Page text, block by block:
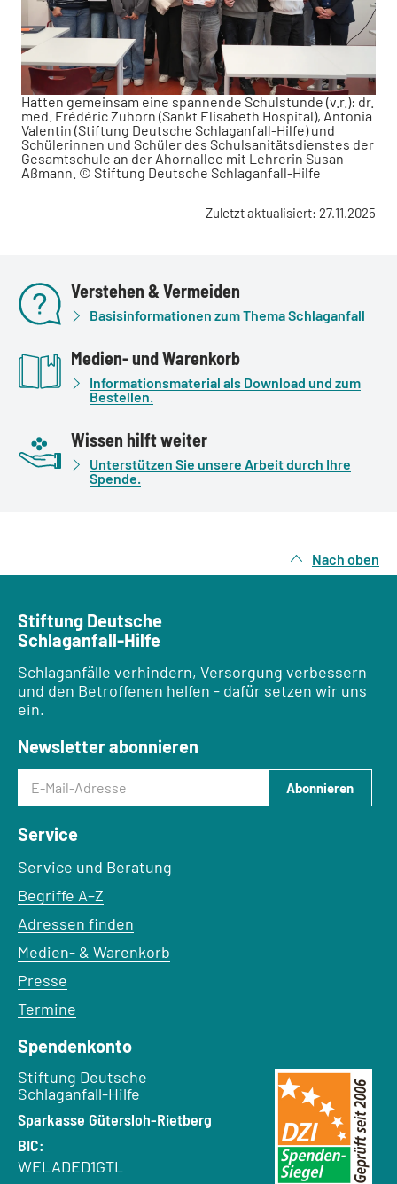
Hatten gemeinsam eine spannende Schulstunde (v.r.): dr.
med. Frédéric Zuhorn (Sankt Elisabeth Hospital), Antonia
Valentin (Stiftung Deutsche Schlaganfall-Hilfe) und
Schülerinnen und Schüler des Schulsanitätsdienstes der
Gesamtschule an der Ahornallee mit Lehrerin Susan
Aßmann. © Stiftung Deutsche Schlaganfall-Hilfe
Zuletzt aktualisiert: 27.11.2025
Verstehen & Vermeiden
Basisinformationen zum Thema Schlaganfall
Medien- und Warenkorb
Informationsmaterial als Download und zum
Bestellen.
Wissen hilft weiter
Unterstützen Sie unsere Arbeit durch Ihre
Spende.
Nach oben
Stiftung Deutsche
Schlaganfall-Hilfe
Schlaganfälle verhindern, Versorgung verbessern
und den Betroffenen helfen - dafür setzen wir uns
ein.
Newsletter abonnieren
E-Mail-Adresse
Abonnieren
Service
Service und Beratung
Begriffe A–Z
Adressen finden
Medien- & Warenkorb
Presse
Termine
Spendenkonto
Empfänger:
Stiftung Deutsche
Schlaganfall-Hilfe
Bank:
Sparkasse Gütersloh-Rietberg
BIC:
WELADED1GTL